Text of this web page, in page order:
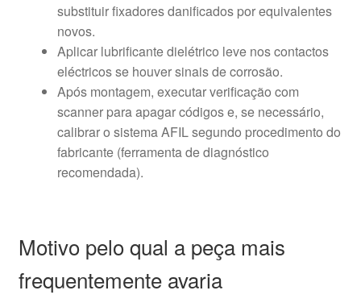
substituir fixadores danificados por equivalentes
novos.
Aplicar lubrificante dielétrico leve nos contactos
eléctricos se houver sinais de corrosão.
Após montagem, executar verificação com
scanner para apagar códigos e, se necessário,
calibrar o sistema AFIL segundo procedimento do
fabricante (ferramenta de diagnóstico
recomendada).
Motivo pelo qual a peça mais
frequentemente avaria